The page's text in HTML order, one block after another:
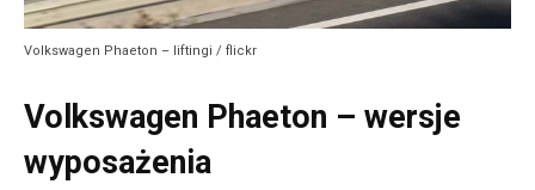
Volkswagen Phaeton – liftingi / flickr
Volkswagen Phaeton – wersje
wyposażenia